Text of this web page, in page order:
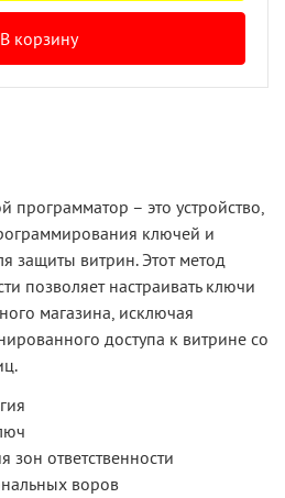
В корзину
программатор – это устройство,
ключей и
защиты витрин. Этот метод
позволяет настраивать ключи
магазина, исключая
доступа к витрине со
зон ответственности
воров